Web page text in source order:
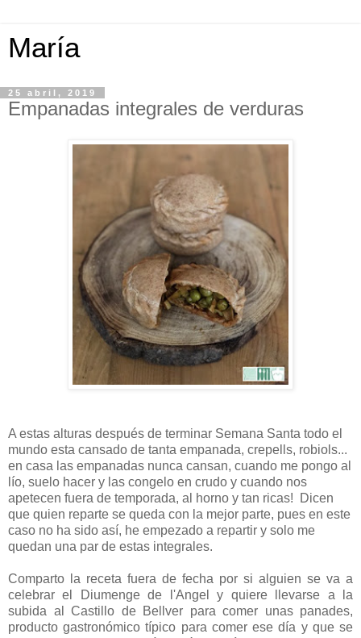
María
25 abril, 2019
Empanadas integrales de verduras
A estas alturas después de terminar Semana Santa todo el
mundo esta cansado de tanta empanada, crepells, robiols...
en casa las empanadas nunca cansan, cuando me pongo al
lío, suelo hacer y las congelo en crudo y cuando nos
apetecen fuera de temporada, al horno y tan ricas! Dicen
que quien reparte se queda con la mejor parte, pues en este
caso no ha sido así, he empezado a repartir y solo me
quedan una par de estas integrales.
Comparto la receta fuera de fecha por si alguien se va a
celebrar el Diumenge de l'Angel y quiere llevarse a la
subida al Castillo de Bellver para comer unas panades,
producto gastronómico típico para comer ese día y que se